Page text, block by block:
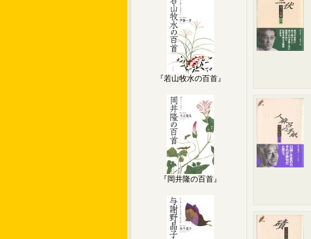
『若山牧水の百首』
『岡井隆の百首』